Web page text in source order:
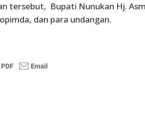
tersebut, Bupati Nunukan Hj.
dan para undangan.